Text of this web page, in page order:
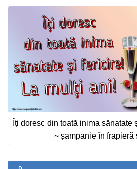
Îți doresc din toată inima sănatate
~ șampanie în frapieră